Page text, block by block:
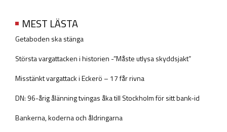
MEST LÄSTA
Getaboden ska stänga
Största vargattacken i historien -”Måste utlysa skyddsjakt”
Misstänkt vargattack i Eckerö – 17 får rivna
DN: 96-årig ålänning tvingas åka till Stockholm för sitt bank-id
Bankerna, koderna och åldringarna